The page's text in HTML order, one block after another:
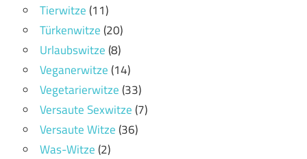
Tierwitze(11)
Türkenwitze(20)
Urlaubswitze(8)
Veganerwitze(14)
Vegetarierwitze(33)
Versaute Sexwitze(7)
Versaute Witze(36)
Was-Witze(2)